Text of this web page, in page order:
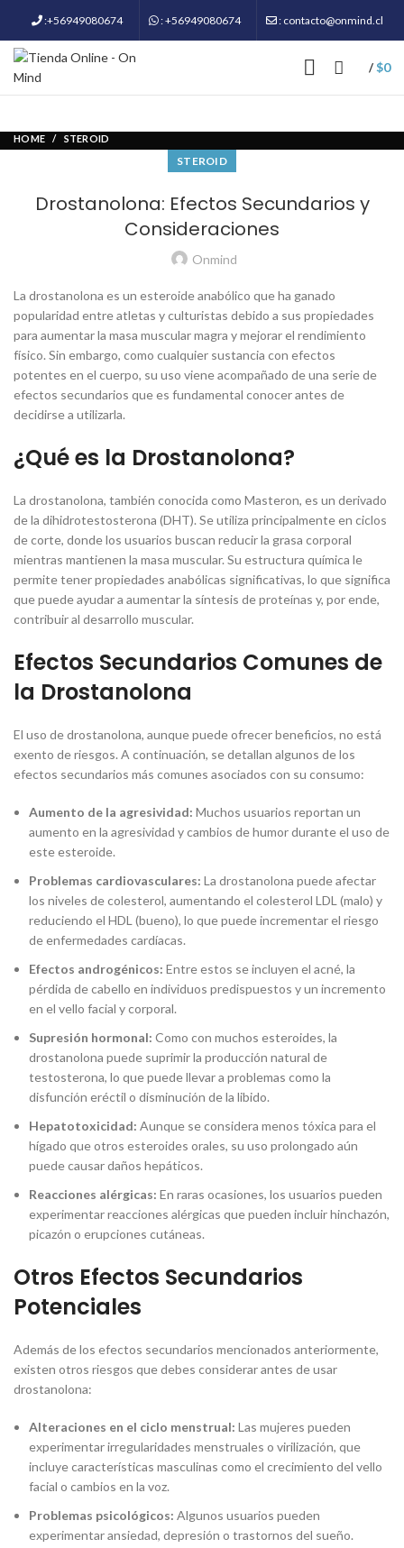
:+56949080674 : +56949080674 : contacto@onmind.cl
/$0
HOME STEROID
STEROID
Drostanolona: Efectos Secundarios y
Consideraciones
Onmind
La drostanolona es un esteroide anabólico que ha ganado
popularidad entre atletas y culturistas debido a sus propiedades
para aumentar la masa muscular magra y mejorar el rendimiento
físico. Sin embargo, como cualquier sustancia con efectos
potentes en el cuerpo, su uso viene acompañado de una serie de
efectos secundarios que es fundamental conocer antes de
decidirse a utilizarla.
¿Qué es la Drostanolona?
La drostanolona, también conocida como Masteron, es un derivado
de la dihidrotestosterona (DHT). Se utiliza principalmente en ciclos
de corte, donde los usuarios buscan reducir la grasa corporal
mientras mantienen la masa muscular. Su estructura química le
permite tener propiedades anabólicas significativas, lo que significa
que puede ayudar a aumentar la síntesis de proteínas y, por ende,
contribuir al desarrollo muscular.
Efectos Secundarios Comunes de
la Drostanolona
El uso de drostanolona, aunque puede ofrecer beneficios, no está
exento de riesgos. A continuación, se detallan algunos de los
efectos secundarios más comunes asociados con su consumo:
Aumento de la agresividad: Muchos usuarios reportan un
aumento en la agresividad y cambios de humor durante el uso de
este esteroide.
Problemas cardiovasculares: La drostanolona puede afectar
los niveles de colesterol, aumentando el colesterol LDL (malo) y
reduciendo el HDL (bueno), lo que puede incrementar el riesgo
de enfermedades cardíacas.
Efectos androgénicos: Entre estos se incluyen el acné, la
pérdida de cabello en individuos predispuestos y un incremento
en el vello facial y corporal.
Supresión hormonal: Como con muchos esteroides, la
drostanolona puede suprimir la producción natural de
testosterona, lo que puede llevar a problemas como la
disfunción eréctil o disminución de la libido.
Hepatotoxicidad: Aunque se considera menos tóxica para el
hígado que otros esteroides orales, su uso prolongado aún
puede causar daños hepáticos.
Reacciones alérgicas: En raras ocasiones, los usuarios pueden
experimentar reacciones alérgicas que pueden incluir hinchazón,
picazón o erupciones cutáneas.
Otros Efectos Secundarios
Potenciales
Además de los efectos secundarios mencionados anteriormente,
existen otros riesgos que debes considerar antes de usar
drostanolona:
Alteraciones en el ciclo menstrual: Las mujeres pueden
experimentar irregularidades menstruales o virilización, que
incluye características masculinas como el crecimiento del vello
facial o cambios en la voz.
Problemas psicológicos: Algunos usuarios pueden
experimentar ansiedad, depresión o trastornos del sueño.